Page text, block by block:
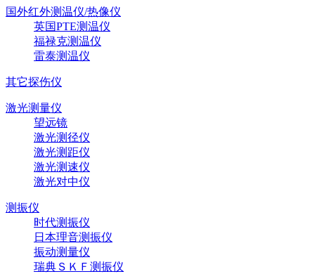
国外红外测温仪/热像仪
英国PTE测温仪
福禄克测温仪
雷泰测温仪
其它探伤仪
激光测量仪
望远镜
激光测径仪
激光测距仪
激光测速仪
激光对中仪
测振仪
时代测振仪
日本理音测振仪
振动测量仪
瑞典ＳＫＦ测振仪